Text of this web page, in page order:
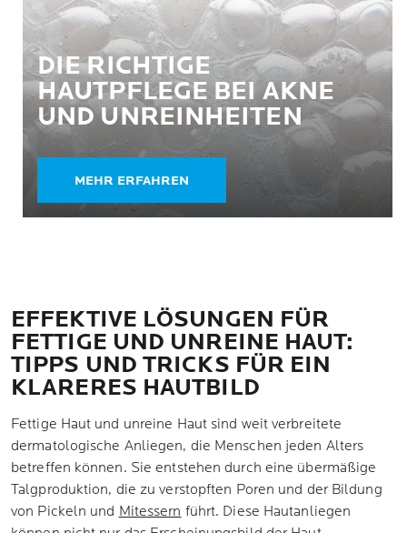
DIE RICHTIGE
HAUTPFLEGE BEI AKNE
UND UNREINHEITEN
MEHR ERFAHREN
EFFEKTIVE LÖSUNGEN FÜR
FETTIGE UND UNREINE HAUT:
TIPPS UND TRICKS FÜR EIN
KLARERES HAUTBILD
Fettige Haut und unreine Haut sind weit verbreitete
dermatologische Anliegen, die Menschen jeden Alters
betreffen können. Sie entstehen durch eine übermäßige
Talgproduktion, die zu verstopften Poren und der Bildung
von Pickeln und Mitessern führt. Diese Hautanliegen